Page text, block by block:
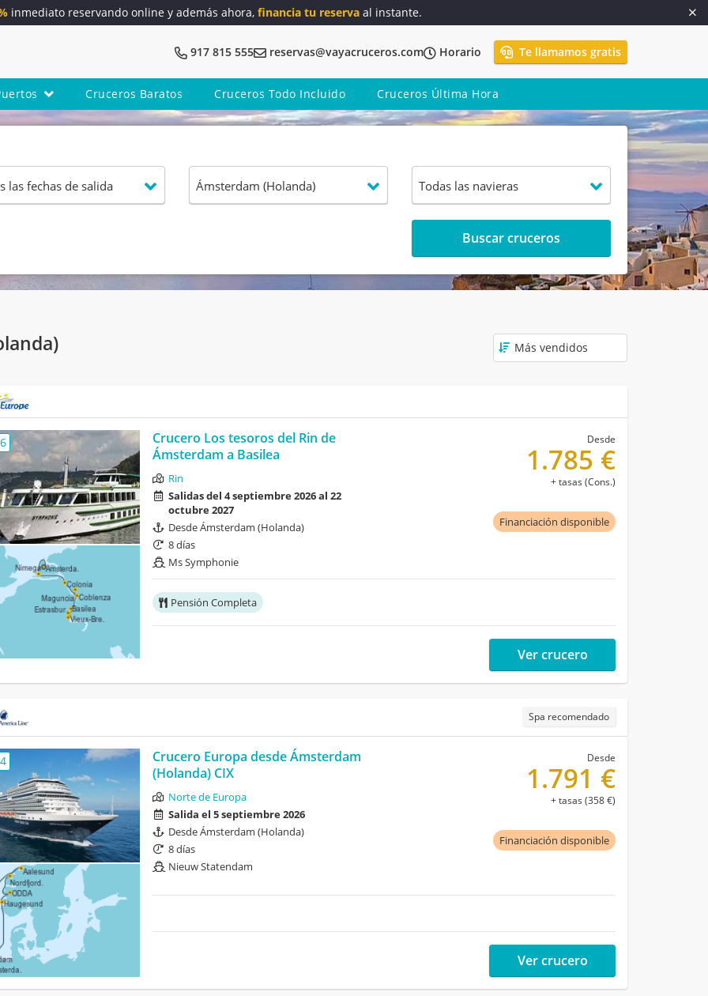
inmediato reservando online y además ahora, financia tu reserva al instante.
917 815 555 reservas@vayacruceros.com Horario Te llamamos gratis
Cruceros Baratos Cruceros Todo Incluido Cruceros Última Hora
Buscar cruceros
Crucero Los tesoros del Rin de
Ámsterdam a Basilea
Rin
Salidas del 4 septiembre 2026 al 22
octubre 2027
Desde Ámsterdam (Holanda)
8 días
Ms Symphonie
Pensión Completa
Financiación disponible
Desde
1.785 €
+ tasas (Cons.)
Ver crucero
Spa recomendado
Crucero Europa desde Ámsterdam
(Holanda) CIX
Norte de Europa
Salida el 5 septiembre 2026
Desde Ámsterdam (Holanda)
8 días
Nieuw Statendam
Financiación disponible
Desde
1.791 €
+ tasas (358 €)
Ver crucero